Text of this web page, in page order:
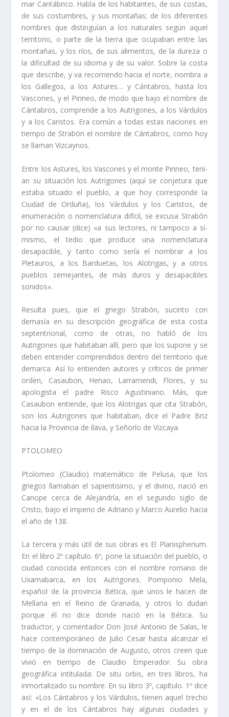
mar Cantábrico. Habla de los habitantes, de sus costas,
de sus costumbres, y sus montañas; de los diferentes
nombres que distinguí­an a los naturales según aquel
territorio, o parte de la tierra que ocupaban entre las
montañas, y los rí­os, de sus ali­mentos, de la dureza o
la dificultad de su idioma y de su valor. Sobre la costa
que des­cribe, y va recorriendo hacia el norte, nombra a
los Gallegos, a los Astures… y Cántabros, hasta los
Vascones, y el Pirineo, de modo que bajo el nombre de
Cántabros, comprende a los Autrigones, a los Várdulos
y a los Caristos. Era común a todas estas naciones en
tiempo de Strabón el nombre de Cántabros, como hoy
se lla­man Vizcaynos.
Entre los Astures, los Vascones y el monte Pirineo, tení­
an su situación los Autrigones (aquí­ se conjetura que
estaba situado el pueblo, a que hoy corresponde la
Ciudad de Orduña), los Várdulos y los Caristos, de
enumeración o nomenclatura difí­­cil, se excusa Strabón
por no causar (dice) «a sus lectores, ni tampoco a sí­
mismo, el tedio que produce una nomenclatura
desapacible, y tanto como serí­a el nombrar a los
Pletauros, a los Barduetas, los Alotrigas, y a otros
pueblos semejantes, de más duros y desapacibles
sonidos».
Resulta pues, que el griego Strabón, sucinto con
demasí­a en su descripción geo­gráfica de esta costa
septentrional, como de otras, no habló de los
Autrigones que habitaban allí­; pero que los supone y se
deben entender comprendidos dentro del territorio que
demarca. Así­ lo entienden autores y crí­ticos de primer
orden, Casaubon, Henao, Larramendi, Flores, y su
apologista el padre Risco Agustiniano. Más, que
Casaubon entiende, que los Alotrigas que cita Strabón,
son los Autrigones que habita­ban, dice el Padre Briz
hacia la Provincia de ílava, y Señorí­o de Vizcaya.
PTOLOMEO
Ptolomeo (Claudio) matemático de Pelusa, que los
griegos llamaban el sapienti­simo, y el divino, nació en
Canope cerca de Alejandrí­a, en el segundo siglo de
Cristo, bajo el imperio de Adriano y Marco Aurelio hacia
el año de 138.
La tercera y más útil de sus obras es El Planispherium.
En el libro 2º capí­tulo. 6º, pone la situación del pueblo, o
ciudad conocida entonces con el nombre romano de
Uxamabarca, en los Autrigones. Pomponio Mela,
español de la provincia Bética, que unos le hacen de
Mellaria en el Reino de Granada, y otros lo dudan
porque él no dice donde nació en la Bética. Su
traductor, y comentador Don José Antonio de Salas, le
hace contemporáneo de Julio Cesar hasta alcanzar el
tiempo de la domina­ción de Augusto, otros creen que
vivió en tiempo de Claudio Emperador. Su obra
geográfica intitulada: De situ orbis, en tres libros, ha
inmortalizado su nombre. En su libro 3º, capí­tulo. 1º dice
así­: «Los Cántabros y los Várdulos, tienen aquel trecho
y en el de los Cántabros hay algunas ciudades y